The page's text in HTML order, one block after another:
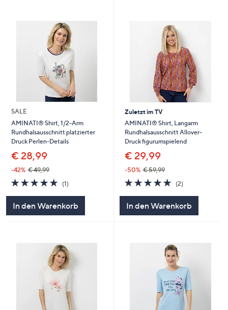
SALE
AMINATI® Shirt, 1/2-Arm
Rundhalsausschnitt platzierter
Druck Perlen-Details
€ 28,99
-42% € 49,99
5.0
von
(1)1
In den Warenkorb
Zuletzt im TV
AMINATI® Shirt, Langarm
Rundhalsausschnitt Allover-
Druck figurumspielend
€ 29,99
-50% € 59,99
5.0
von
(2)2
In den Warenkorb